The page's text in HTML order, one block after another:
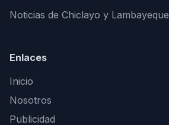
Noticias de Chiclayo y Lambayeque
Enlaces
Inicio
Nosotros
Publicidad